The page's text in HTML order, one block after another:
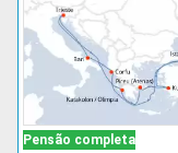
Pensão completa